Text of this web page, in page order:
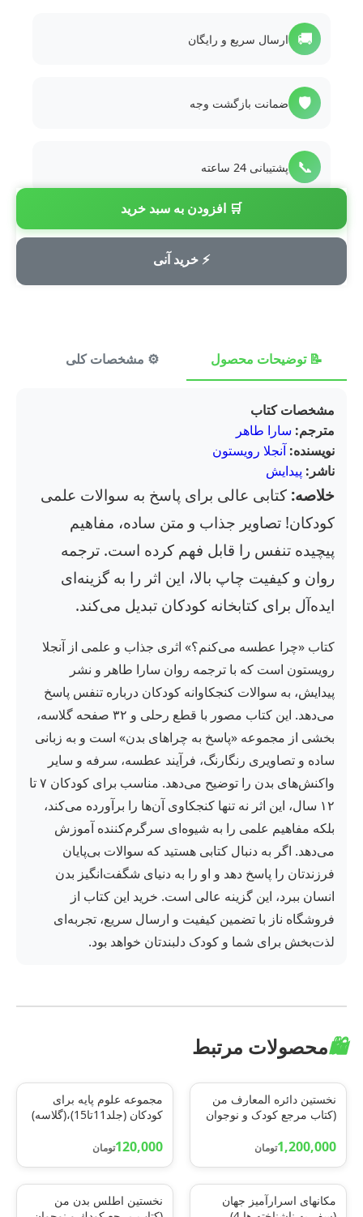
🛒 افزودن به سبد خرید
⚡ خرید آنی
🚚 ارسال سریع و رایگان
🛡️ ضمانت بازگشت وجه
📞 پشتیبانی 24 ساعته
💳 پرداخت امن
📝 توضیحات محصول ⚙️ مشخصات کلی
مشخصات کتاب
مترجم: سارا طاهر
نویسنده: آنجلا رویستون
ناشر: پیدایش
خلاصه: کتابی عالی برای پاسخ به سوالات علمی
کودکان! تصاویر جذاب و متن ساده، مفاهیم
پیچیده تنفس را قابل فهم کرده است. ترجمه
روان و کیفیت چاپ بالا، این اثر را به گزینه‌ای
ایده‌آل برای کتابخانه کودکان تبدیل می‌کند.
کتاب «چرا عطسه می‌کنم؟» اثری جذاب و علمی از آنجلا
رویستون است که با ترجمه روان سارا طاهر و نشر
پیدایش، به سوالات کنجکاوانه کودکان درباره تنفس پاسخ
می‌دهد. این کتاب مصور با قطع رحلی و ۳۲ صفحه گلاسه،
بخشی از مجموعه «پاسخ به چراهای بدن» است و به زبانی
ساده و تصاویری رنگارنگ، فرآیند عطسه، سرفه و سایر
واکنش‌های بدن را توضیح می‌دهد. مناسب برای کودکان ۷ تا
۱۲ سال، این اثر نه تنها کنجکاوی آن‌ها را برآورده می‌کند،
بلکه مفاهیم علمی را به شیوه‌ای سرگرم‌کننده آموزش
می‌دهد. اگر به دنبال کتابی هستید که سوالات بی‌پایان
فرزندتان را پاسخ دهد و او را به دنیای شگفت‌انگیز بدن
انسان ببرد، این گزینه عالی است. خرید این کتاب از
فروشگاه ناز با تضمین کیفیت و ارسال سریع، تجربه‌ای
لذت‌بخش برای شما و کودک دلبندتان خواهد بود.
🛍️محصولات مرتبط
نخستین دائره المعارف من
(کتاب مرجع کودک و نوجوان
1,200,000تومان
مجموعه علوم پایه برای
کودکان (جلد11تا15)،(گلاسه)
120,000تومان
مکانهای اسرارآمیز جهان
نخستين اطلس بدن من